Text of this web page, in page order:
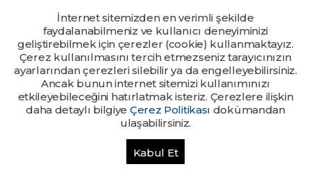
İnternet sitemizden en verimli şekilde
faydalanabilmeniz ve kullanıcı deneyiminizi
geliştirebilmek için çerezler (cookie) kullanmaktayız.
Çerez kullanılmasını tercih etmezseniz tarayıcınızın
ayarlarından çerezleri silebilir ya da engelleyebilirsiniz.
Ancak bunun internet sitemizi kullanımınızı
etkileyebileceğini hatırlatmak isteriz. Çerezlere ilişkin
daha detaylı bilgiye Çerez Politikası dokümandan
ulaşabilirsiniz.
Kabul Et
Sektör Raporları
Tanıtım Dokümanı
Ülke Raporu
Yatırım Rehberi
Kalkınma Ajanslarının yetkili
birimlerine tanımlanan kullanıcı
bilgileri ile giriş yapılabilir.
Ajans Girişi
Bu sitede yayınlanan her türlü bilgi ve belge T.C. Sanayi ve Teknoloji
Bakanlığı tarafından muhafaza edilmektedir. Tüm hakları saklıdır. © 2026